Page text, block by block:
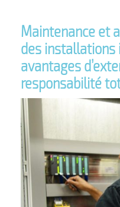
Maintenance et
des
avantages
responsabilité